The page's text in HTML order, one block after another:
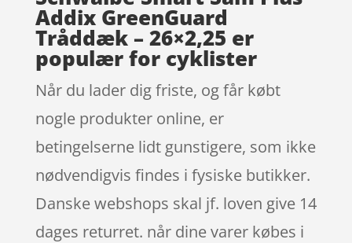
Addix GreenGuard
Tråddæk – 26×2,25 er
populær for cyklister
Når du lader dig friste, og får købt
nogle produkter online, er
betingelserne lidt gunstigere, som ikke
nødvendigvis findes i fysiske butikker.
Danske webshops skal jf. loven give 14
dages returret. når dine varer købes i